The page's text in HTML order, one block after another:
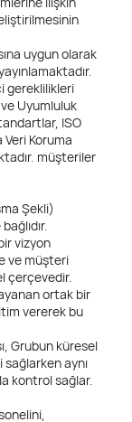
uygun olarak
gereklilikleri
Uyumluluk
ISO
Koruma
müşteriler
Şekli)
vizyon
ve müşteri
çerçevedir.
ortak bir
vererek bu
Grubun küresel
aynı
kontrol sağlar.